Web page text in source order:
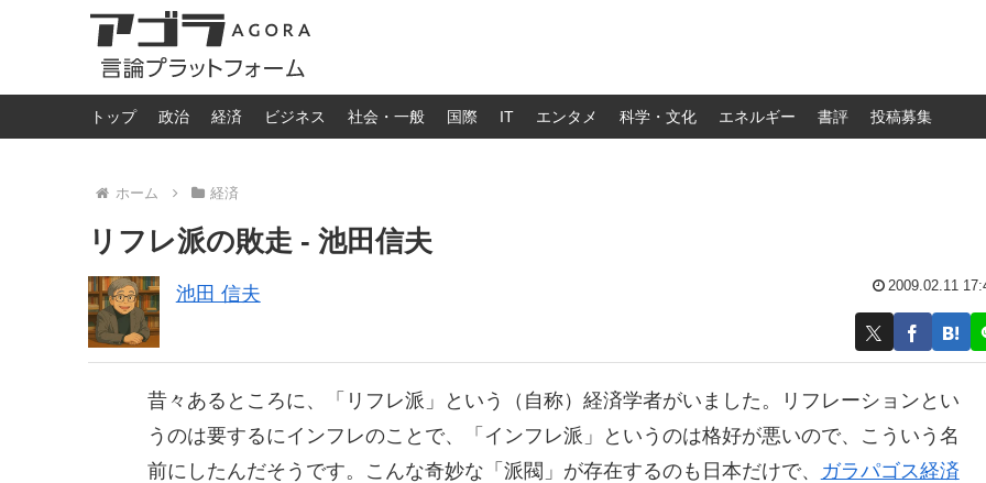
トップ 政治 経済 ビジネス 社会・一般 国際 IT エンタメ 科学・文化 エネルギー 書評 投稿募集
ホーム 経済
リフレ派の敗走 - 池田信夫
池田 信夫 2009.02.11
昔々あるところに、「リフレ派」という（自称）経済学者がいました。リフレーションとい
うのは要するにインフレのことで、「インフレ派」というのは格好が悪いので、こういう名
前にしたんだそうです。こんな奇妙な「派閥」が存在するのも日本だけで、
ガラパゴス経済